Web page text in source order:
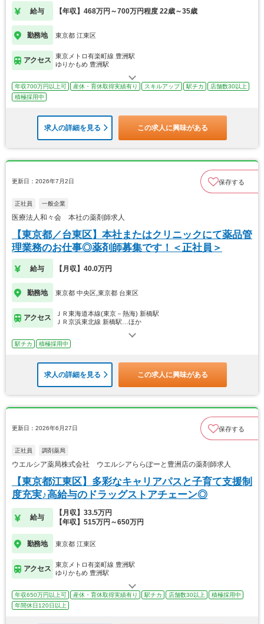
給与 【年収】468万円～700万円程度 22歳～35歳
勤務地 東京都 江東区
アクセス
東京メトロ有楽町線 豊洲駅
ゆりかもめ 豊洲駅
年収700万円以上可 産休・育休取得実績有り スキルアップ 駅チカ
店舗数30以上
積極採用中
求人の詳細を見る この求人に興味がある
更新日：2026年7月2日 保存する
正社員 一般企業
医療法人和々会 本社の薬剤師求人
【東京都／台東区】本社またはクリニックにて薬品管
理業務のお仕事◎薬剤師募集です！＜正社員＞
給与 【月収】40.0万円
勤務地 東京都 中央区,東京都 台東区
アクセス
ＪＲ東海道本線(東京－熱海) 新橋駅
ＪＲ京浜東北線 新橋駅…ほか
駅チカ 積極採用中
求人の詳細を見る この求人に興味がある
更新日：2026年6月27日 保存する
正社員 調剤薬局
ウエルシア薬局株式会社 ウエルシアららぽーと豊洲店の薬剤師求人
【東京都江東区】多彩なキャリアパスと子育て支援制
度充実♪高給与のドラッグストアチェーン◎
給与
【月収】33.5万円
【年収】515万円～650万円
勤務地 東京都 江東区
アクセス
東京メトロ有楽町線 豊洲駅
ゆりかもめ 豊洲駅
年収650万円以上可 産休・育休取得実績有り 駅チカ 店舗数30以上
積極採用中
年間休日120日以上